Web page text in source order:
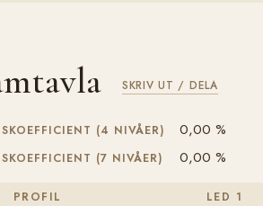
SKRIV UT / DELA
(4 NIVÅER) 0,00 %
(7 NIVÅER) 0,00 %
PROFIL LED 1